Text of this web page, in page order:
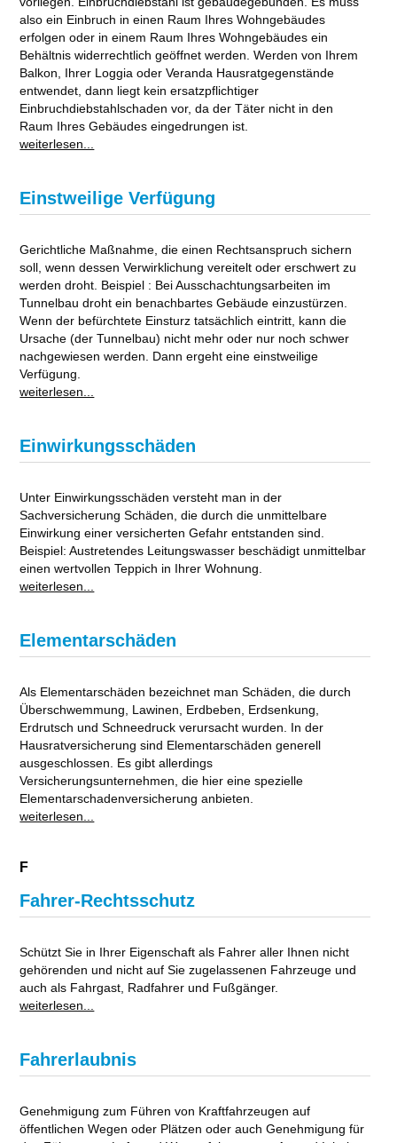
also ein Einbruch in einen Raum Ihres Wohngebäudes
erfolgen oder in einem Raum Ihres Wohngebäudes ein
Behältnis widerrechtlich geöffnet werden. Werden von Ihrem
Balkon, Ihrer Loggia oder Veranda Hausratgegenstände
entwendet, dann liegt kein ersatzpflichtiger
Einbruchdiebstahlschaden vor, da der Täter nicht in den
Raum Ihres Gebäudes eingedrungen ist.
weiterlesen...
Einstweilige Verfügung
Gerichtliche Maßnahme, die einen Rechtsanspruch sichern
soll, wenn dessen Verwirklichung vereitelt oder erschwert zu
werden droht. Beispiel : Bei Ausschachtungsarbeiten im
Tunnelbau droht ein benachbartes Gebäude einzustürzen.
Wenn der befürchtete Einsturz tatsächlich eintritt, kann die
Ursache (der Tunnelbau) nicht mehr oder nur noch schwer
nachgewiesen werden. Dann ergeht eine einstweilige
Verfügung.
weiterlesen...
Einwirkungsschäden
Unter Einwirkungsschäden versteht man in der
Sachversicherung Schäden, die durch die unmittelbare
Einwirkung einer versicherten Gefahr entstanden sind.
Beispiel: Austretendes Leitungswasser beschädigt unmittelbar
einen wertvollen Teppich in Ihrer Wohnung.
weiterlesen...
Elementarschäden
Als Elementarschäden bezeichnet man Schäden, die durch
Überschwemmung, Lawinen, Erdbeben, Erdsenkung,
Erdrutsch und Schneedruck verursacht wurden. In der
Hausratversicherung sind Elementarschäden generell
ausgeschlossen. Es gibt allerdings
Versicherungsunternehmen, die hier eine spezielle
Elementarschadenversicherung anbieten.
weiterlesen...
F
Fahrer-Rechtsschutz
Schützt Sie in Ihrer Eigenschaft als Fahrer aller Ihnen nicht
gehörenden und nicht auf Sie zugelassenen Fahrzeuge und
auch als Fahrgast, Radfahrer und Fußgänger.
weiterlesen...
Fahrerlaubnis
Genehmigung zum Führen von Kraftfahrzeugen auf
öffentlichen Wegen oder Plätzen oder auch Genehmigung für